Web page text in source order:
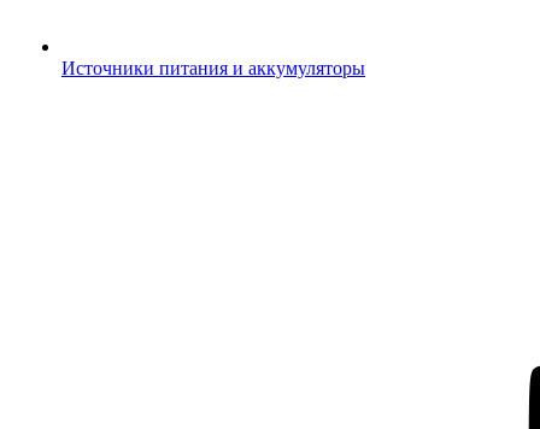
Источники питания и аккумуляторы